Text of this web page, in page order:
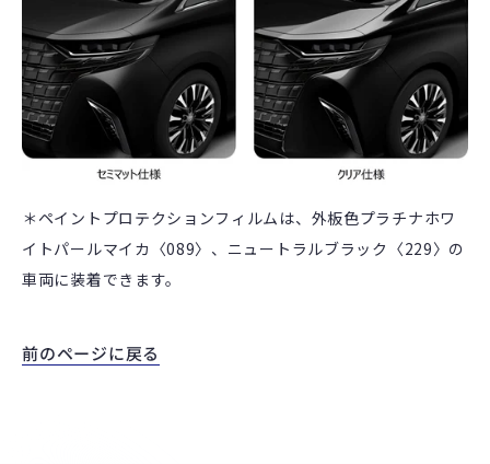
＊ペイントプロテクションフィルムは、 外板色プラチナホワ
イトパールマイカ〈089〉、ニュートラルブラック〈229〉の
車両に装着できます。
前のページに戻る